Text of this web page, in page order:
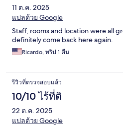
11 ต.ค. 2025
แปลด้วย Google
Staff, rooms and location were all
definitely come back here again.
Ricardo, ทริป 1 คืน
รีวิวที่ตรวจสอบแล้ว
10/10 ไร้ที่ติ
22 ต.ค. 2025
แปลด้วย Google